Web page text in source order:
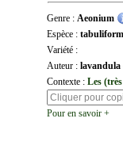
Genre : Aeonium
Espèce :
Variété :
Auteur : lavandula
Contexte : Les
Pour en savoir +